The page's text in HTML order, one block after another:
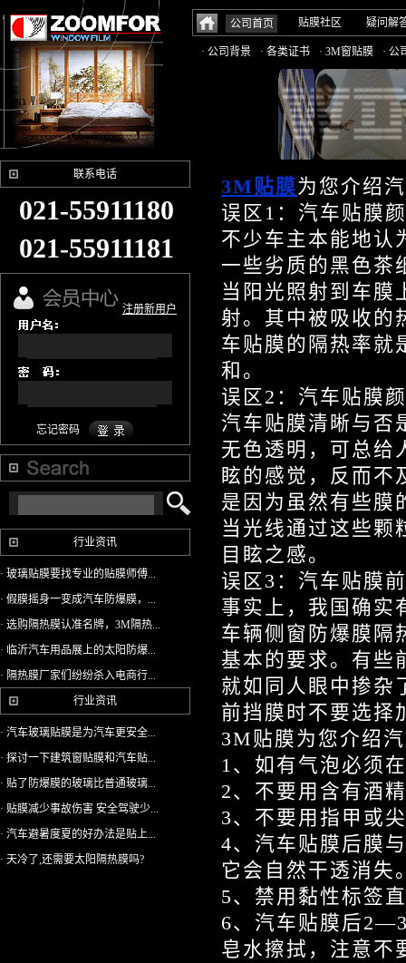
公司首页 贴膜社区 疑问解
· 公司背景 · 各类证书 · 3M窗贴膜 · 公
联系电话
021-55911180
021-55911181
注册新用户
忘记密码
行业资讯
· 玻璃贴膜要找专业的贴膜师傅...
· 假膜摇身一变成汽车防爆膜，...
· 选购隔热膜认准名牌，3M隔热...
· 临沂汽车用品展上的太阳防爆...
· 隔热膜厂家们纷纷杀入电商行...
行业资讯
· 汽车玻璃贴膜是为汽车更安全...
· 探讨一下建筑窗贴膜和汽车贴...
· 贴了防爆膜的玻璃比普通玻璃...
· 贴膜减少事故伤害 安全驾驶少...
· 汽车避暑度夏的好办法是贴上...
· 天冷了,还需要太阳隔热膜吗?
3M贴膜为您介绍
误区1：汽车贴膜
不少车主本能地认
一些劣质的黑色茶
当阳光照射到车膜
射。其中被吸收的
车贴膜的隔热率就
和。
误区2：汽车贴膜
汽车贴膜清晰与否
无色透明，可总给
眩的感觉，反而不
是因为虽然有些膜
当光线通过这些颗
目眩之感。
误区3：汽车贴膜
事实上，我国确实
车辆侧窗防爆膜隔
基本的要求。有些
就如同人眼中掺杂
前挡膜时不要选择
3M贴膜为您介绍
1、如有气泡必须
2、不要用含有酒
3、不要用指甲或
4、汽车贴膜后膜
它会自然干透消失
5、禁用黏性标签
6、汽车贴膜后
皂水擦拭，注意不